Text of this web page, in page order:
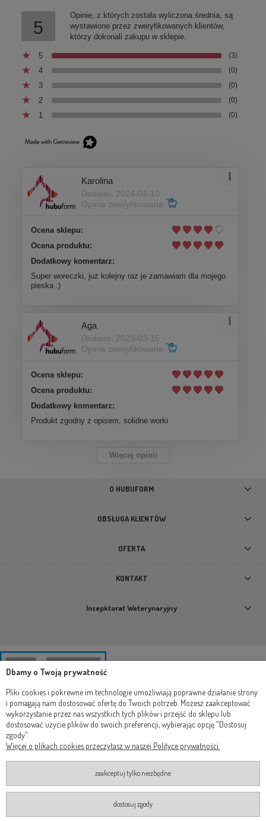
5
Opinie, z których została wyliczona średnia, są
wystawione przez zweryfikowanych klientów,
którzy dokonali zakupu w sklepie.
5 (3)
4 (0)
3 (0)
2 (0)
1 (0)
Karolina
Dodano: 2024-04-10
Opinia zweryfikowana
Ocena sklepu:
Ocena produktu:
Dodatkowy komentarz:
Super woreczki, już kolejny raz je zamawiam dla mojego
pieska :)
Aga
Dodano: 2023-03-15
Opinia zweryfikowana
Ocena sklepu:
Ocena produktu:
Dodatkowy komentarz:
Produkt zgodny z opisem, solidne worki
Więcej opinii
O HUBUFORM
OBSŁUGA KLIENTÓW
OFERTA
KONTAKT
Insepktorat Weterynaryjny
Dbamy o Twoją prywatność
Pliki cookies i pokrewne im technologie umożliwiają poprawne działanie strony
i pomagają nam dostosować ofertę do Twoich potrzeb. Możesz zaakceptować
wykorzystanie przez nas wszystkich tych plików i przejść do sklepu lub
dostosować użycie plików do swoich preferencji, wybierając opcję "Dostosuj
zgody".
Więcej o plikach cookies przeczytasz w naszej Polityce prywatności.
zaakceptuj tylko niezbędne
dostosuj zgody